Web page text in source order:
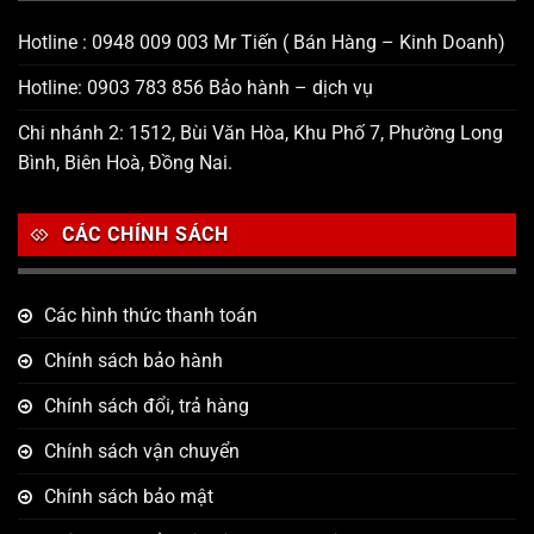
Hotline : 0948 009 003 Mr Tiến ( Bán Hàng – Kinh Doanh)
Hotline: 0903 783 856 Bảo hành – dịch vụ
Chi nhánh 2: 1512, Bùi Văn Hòa, Khu Phố 7, Phường Long
Bình, Biên Hoà, Đồng Nai.
CÁC CHÍNH SÁCH
Các hình thức thanh toán
Chính sách bảo hành
Chính sách đổi, trả hàng
Chính sách vận chuyển
Chính sách bảo mật